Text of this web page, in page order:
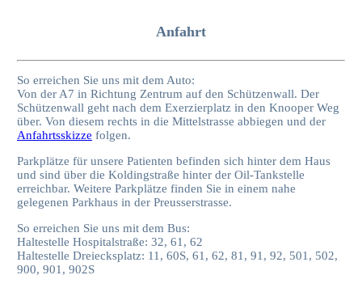
Anfahrt
So erreichen Sie uns mit dem Auto:
Von der A7 in Richtung Zentrum auf den Schützenwall. Der
Schützenwall geht nach dem Exerzierplatz in den Knooper Weg
über. Von diesem rechts in die Mittelstrasse abbiegen und der
Anfahrtsskizze folgen.
Parkplätze für unsere Patienten befinden sich hinter dem Haus
und sind über die Koldingstraße hinter der Oil-Tankstelle
erreichbar. Weitere Parkplätze finden Sie in einem nahe
gelegenen Parkhaus in der Preusserstrasse.
So erreichen Sie uns mit dem Bus:
Haltestelle Hospitalstraße: 32, 61, 62
Haltestelle Dreiecksplatz: 11, 60S, 61, 62, 81, 91, 92, 501, 502,
900, 901, 902S